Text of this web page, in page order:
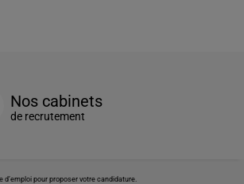
Nos cabinets
de recrutement
pour proposer votre candidature.